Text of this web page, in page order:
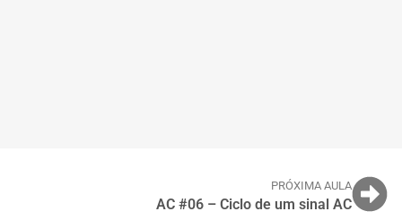
PRÓXIMA AULA
AC #06 – Ciclo de um sinal AC